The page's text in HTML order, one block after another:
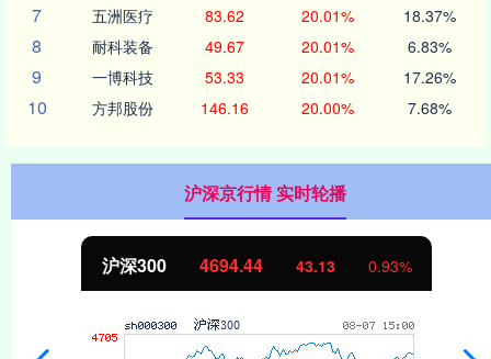
7 五洲医疗 83.62 20.01% 18.37%
8 耐科装备 49.67 20.01% 6.83%
9 一博科技 53.33 20.01% 17.26%
10 方邦股份 146.16 20.00% 7.68%
沪深京行情 实时轮播
0.93% 北证50 1134.24